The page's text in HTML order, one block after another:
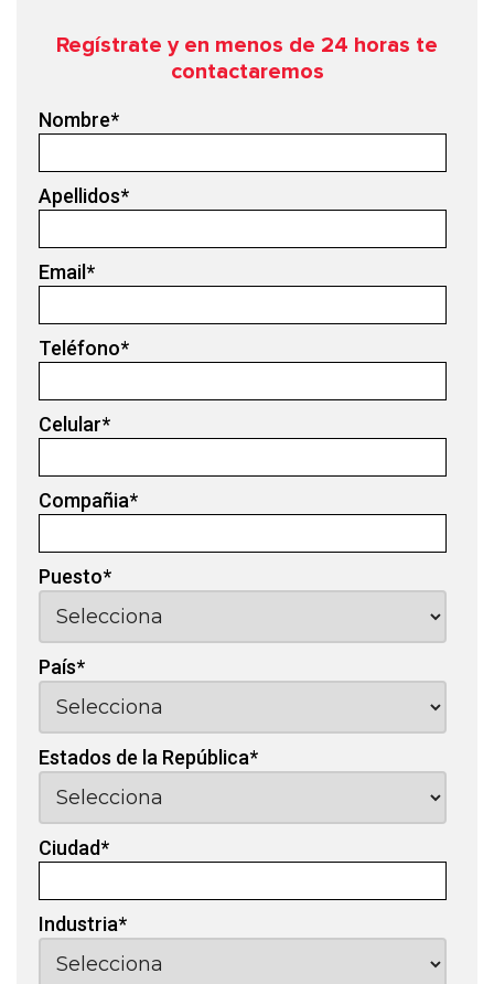
Regístrate y en menos de 24 horas te
contactaremos
Nombre*
Apellidos*
Email*
Teléfono*
Celular*
Compañia*
Puesto*
País*
Estados de la República*
Ciudad*
Industria*